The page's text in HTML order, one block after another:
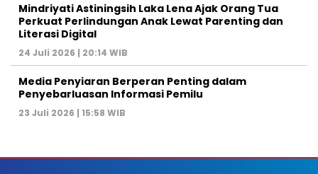
Mindriyati Astiningsih Laka Lena Ajak Orang Tua
Perkuat Perlindungan Anak Lewat Parenting dan
Literasi Digital
24 Juli 2026 | 20:14 WIB
Media Penyiaran Berperan Penting dalam
Penyebarluasan Informasi Pemilu
23 Juli 2026 | 15:58 WIB